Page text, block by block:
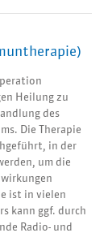
Heilung zu
des
Die Therapie
in der
um die
ist in vielen
kann ggf. durch
Radio- und